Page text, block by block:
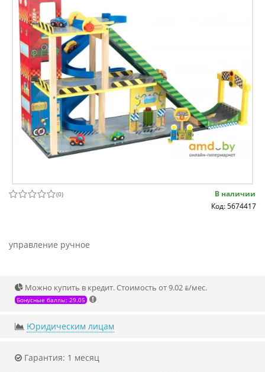
(0)
В наличии
Код: 5674417
управление ручное
Можно купить в кредит. Стоимость от 9.02 ƃ/мec.
Бонусные баллы: 29.05
Юридическим лицам
Гарантия: 1 месяц